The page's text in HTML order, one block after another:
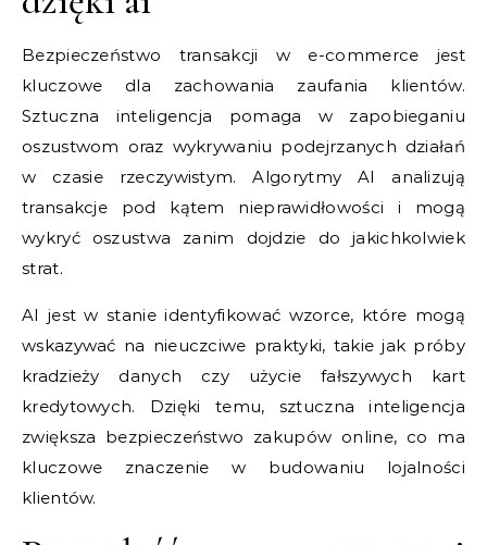
Bezpieczeństwo transakcji w e-commerce jest
kluczowe dla zachowania zaufania klientów.
Sztuczna inteligencja pomaga w zapobieganiu
oszustwom oraz wykrywaniu podejrzanych działań
w czasie rzeczywistym. Algorytmy AI analizują
transakcje pod kątem nieprawidłowości i mogą
wykryć oszustwa zanim dojdzie do jakichkolwiek
strat.
AI jest w stanie identyfikować wzorce, które mogą
wskazywać na nieuczciwe praktyki, takie jak próby
kradzieży danych czy użycie fałszywych kart
kredytowych. Dzięki temu, sztuczna inteligencja
zwiększa bezpieczeństwo zakupów online, co ma
kluczowe znaczenie w budowaniu lojalności
klientów.